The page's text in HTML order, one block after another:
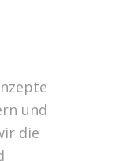
und
die